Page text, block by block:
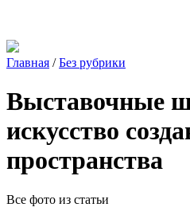
Главная /Без рубрики
Выставочные
искусство
пространства
Все фото из статьи